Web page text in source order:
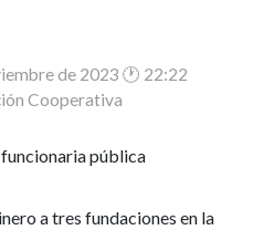
de 2023 🕐 22:22
Cooperativa
pública
a tres fundaciones en la